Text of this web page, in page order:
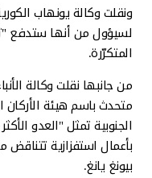
ونقلت وكالة يونهاب
لسيؤول من أنها ستدفع
المتكرّرة.
من جانبها نقلت وكالة
متحدث باسم هيئة
الجنوبية تمثل "العدو
بأعمال استفزازية تتناقض
بيونغ يانغ.